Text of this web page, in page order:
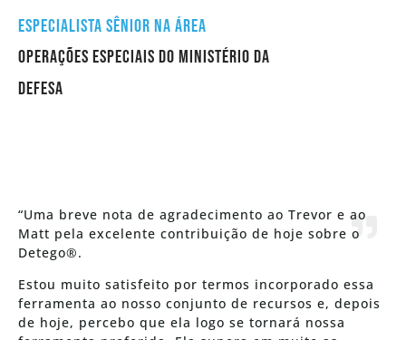
Especialista Sênior na Área
Operações Especiais do Ministério da
Defesa
“Uma breve nota de agradecimento ao Trevor e ao
Matt pela excelente contribuição de hoje sobre o
Detego®.
Estou muito satisfeito por termos incorporado essa
ferramenta ao nosso conjunto de recursos e, depois
de hoje, percebo que ela logo se tornará nossa